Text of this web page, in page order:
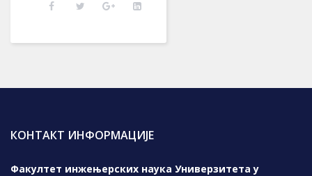
КОНТАКТ ИНФОРМАЦИЈЕ
Факултет инжењерских наука Универзитета у